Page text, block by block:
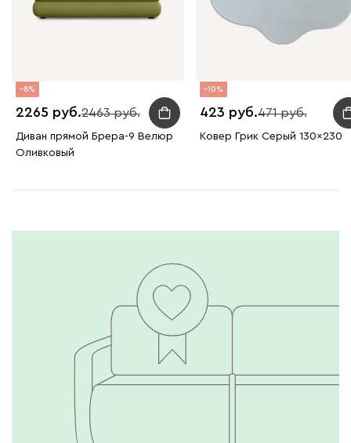
8
2265 2463
Диван прямой Брера-9 Велюр
Оливковый
10
423 471
Ковер Грик Серый 130x230